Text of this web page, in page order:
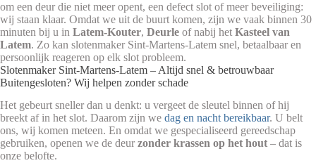
om een deur die niet meer opent, een defect slot of meer beveiliging:
wij staan klaar. Omdat we uit de buurt komen, zijn we vaak binnen 30
minuten bij u in Latem-Kouter, Deurle of nabij het Kasteel van
Latem. Zo kan slotenmaker Sint-Martens-Latem snel, betaalbaar en
persoonlijk reageren op elk slot probleem.
Slotenmaker Sint‑Martens‑Latem – Altijd snel & betrouwbaar
Buitengesloten? Wij helpen zonder schade
Het gebeurt sneller dan u denkt: u vergeet de sleutel binnen of hij
breekt af in het slot. Daarom zijn we dag en nacht bereikbaar. U belt
ons, wij komen meteen. En omdat we gespecialiseerd gereedschap
gebruiken, openen we de deur zonder krassen op het hout – dat is
onze belofte.